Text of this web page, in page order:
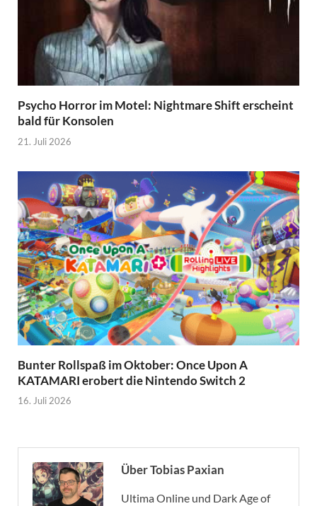
Psycho Horror im Motel: Nightmare Shift erscheint
bald für Konsolen
21. Juli 2026
Bunter Rollspaß im Oktober: Once Upon A
KATAMARI erobert die Nintendo Switch 2
16. Juli 2026
Über Tobias Paxian
Ultima Online und Dark Age of